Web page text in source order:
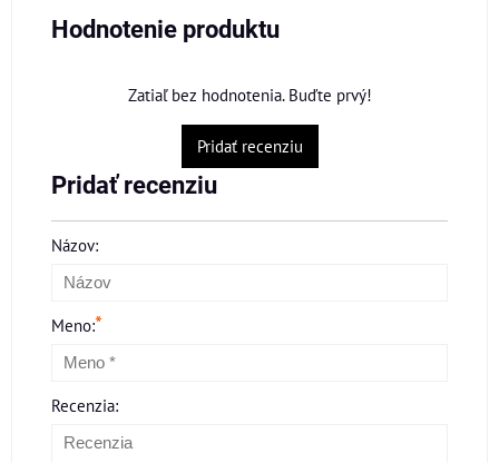
Hodnotenie produktu
Zatiaľ bez hodnotenia. Buďte prvý!
Pridať recenziu
Pridať recenziu
Názov:
Meno:*
Recenzia: